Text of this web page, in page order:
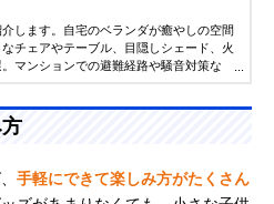
します。自宅のベランダが癒やしの空間
チェアやテーブル、目隠しシェード、火
マンションでの避難経路や騒音対策な
手軽にできて楽しみ方がたくさん